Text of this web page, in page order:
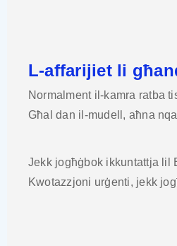
L-affarijiet li
Normalment il-kamra ratba
Għal dan il-mudell, aħna
Jekk jogħġbok ikkuntattja lil
Kwotazzjoni urġenti, jekk